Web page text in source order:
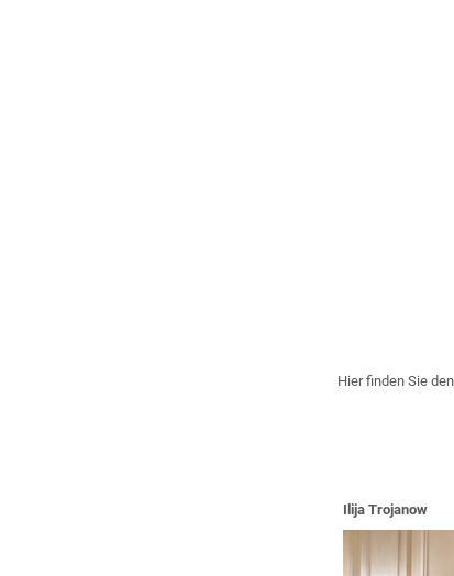
Hier finden Sie
Ilija Trojanow